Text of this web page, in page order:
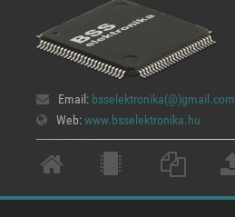
Email: bsselektronika(@)gmail.com
Web:www.bsselektronika.hu